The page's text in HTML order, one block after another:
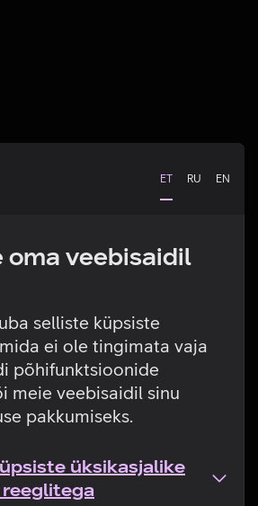
ET RU EN
oma veebisaidil
selliste küpsiste
ei ole tingimata vaja
põhifunktsioonide
meie veebisaidil sinu
pakkumiseks.
üksikasjalike
viga